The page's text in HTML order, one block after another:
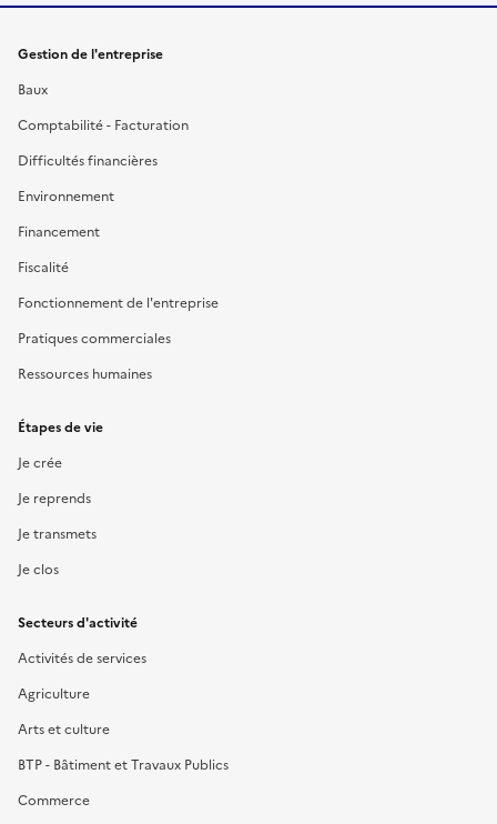
Gestion de l'entreprise
Baux
Comptabilité - Facturation
Difficultés financières
Environnement
Financement
Fiscalité
Fonctionnement de l'entreprise
Pratiques commerciales
Ressources humaines
Étapes de vie
Je crée
Je reprends
Je transmets
Je clos
Secteurs d'activité
Activités de services
Agriculture
Arts et culture
BTP - Bâtiment et Travaux Publics
Commerce